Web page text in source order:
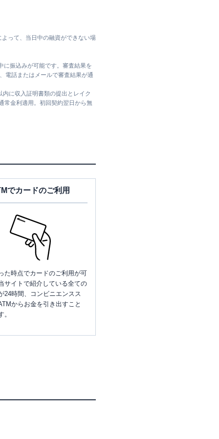
って、当日中の融資ができない場
に振込みが可能です。審査結果を
電話またはメールで審査結果が通
に収入証明書類の提出とレイク
常金利適用。初回契約翌日から無
でカードのご利用
た時点でカードのご利用が可
サイトで紹介している全ての
24時間、コンビニエンスス
からお金を引き出すこと
。